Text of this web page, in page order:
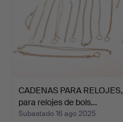
CADENAS PARA RELOJES,
para relojes de bols…
Subastado 16 ago 2025